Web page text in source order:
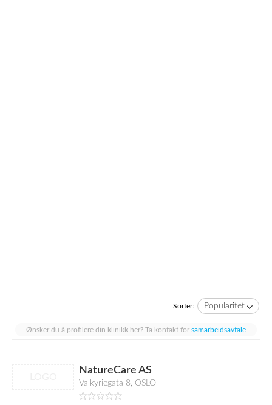
Sorter: Popularitet
Ønsker du å profilere din klinikk her? Ta kontakt for samarbeidsavtale
NatureCare AS
Valkyriegata 8, OSLO